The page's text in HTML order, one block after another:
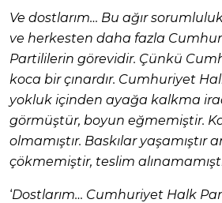
Ve dostlarım… Bu ağır
ve herkesten daha fazla
Partililerin görevidir. Çünkü
koca bir çınardır. Cumhuriyet
yokluk içinden ayağa kalkma
görmüştür, boyun eğmemiştir.
olmamıştır. Baskılar yaşamıştır
çökmemiştir, teslim
‘Dostlarım… Cumhuriyet Halk